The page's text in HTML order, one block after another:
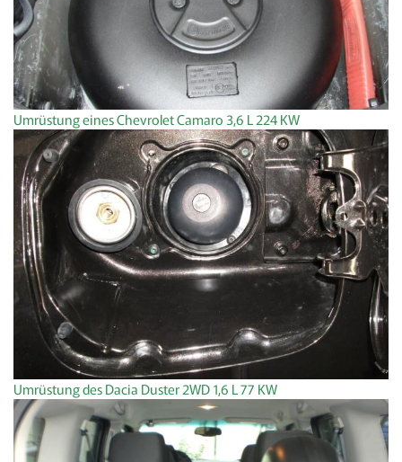
Umrüstung eines Chevrolet Camaro 3,6 L 224 KW
Umrüstung des Dacia Duster 2WD 1,6 L 77 KW